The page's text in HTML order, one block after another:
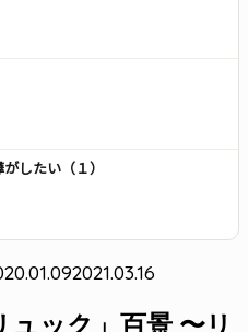
したい（１）
2021.03.16
ュック」百景 〜リ